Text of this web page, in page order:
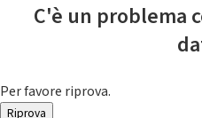
C'è un problema
Per favore riprova.
Riprova